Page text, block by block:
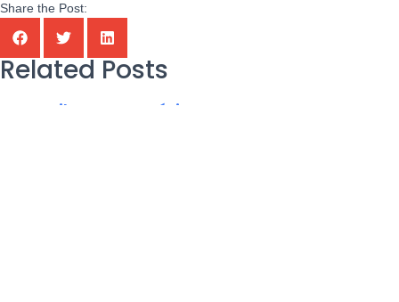
Share the Post:
Related Posts
IA Em Piloto Automático?